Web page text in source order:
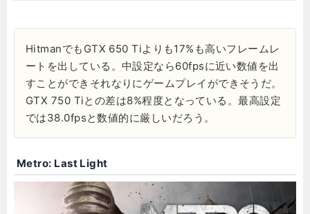
HitmanでもGTX 650 Tiよりも17%も高いフレームレ
ートを出している。中設定なら60fpsに近い数値を出
すことができそれなりにゲームプレイができそうだ。
GTX 750 Tiとの差は8%程度となっている。最高設定
では38.0fpsと数値的に厳しいだろう。
Metro: Last Light